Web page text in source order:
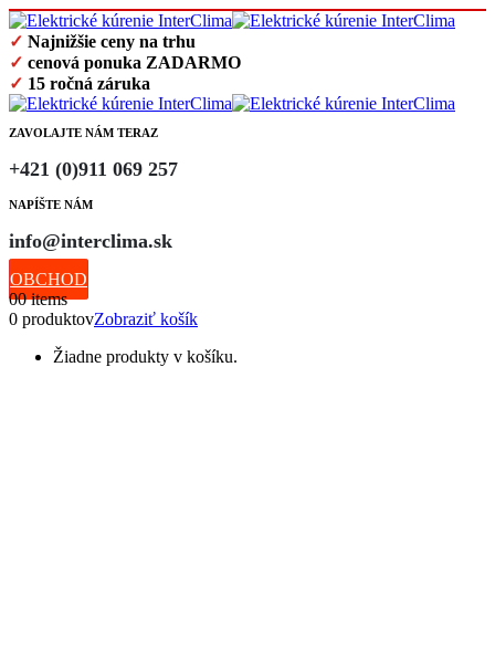
✓ Najnižšie ceny na trhu
✓ cenová ponuka ZADARMO
✓ 15 ročná záruka
ZAVOLAJTE NÁM TERAZ
+421 (0)911 069 257
NAPÍŠTE NÁM
info@interclima.sk
OBCHOD
00 items
0 produktovZobraziť košík
Žiadne produkty v košíku.